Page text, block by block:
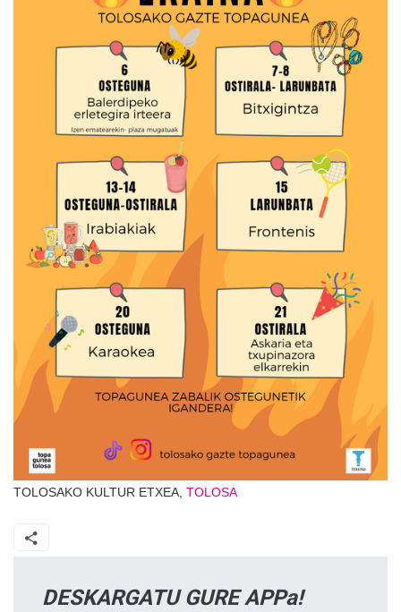
TOLOSAKO KULTUR ETXEA, TOLOSA
DESKARGATU GURE APPa!